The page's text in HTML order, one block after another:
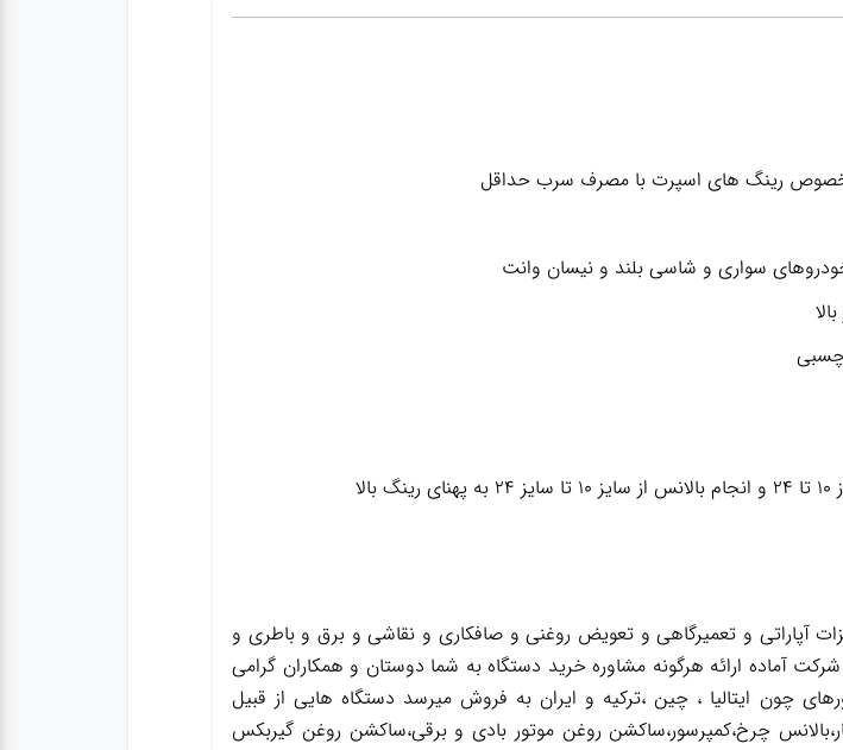
مخصوص رینگ های اسپرت با مصرف سرب حداقل
سواری و شاسی بلند و نیسان وانت
آپاراتی و تعمیرگاهی و تعویض روغنی و صافکاری و نقاشی و برق و باطری و
آماده ارائه هرگونه مشاوره خرید دستگاه به شما دوستان و همکاران گرامی
چون ایتالیا ، چین ،ترکیه و ایران به فروش میرسد دستگاه هایی از قبیل
چرخ،کمپرسور،ساکشن روغن موتور بادی و برقی،ساکشن روغن گیربکس